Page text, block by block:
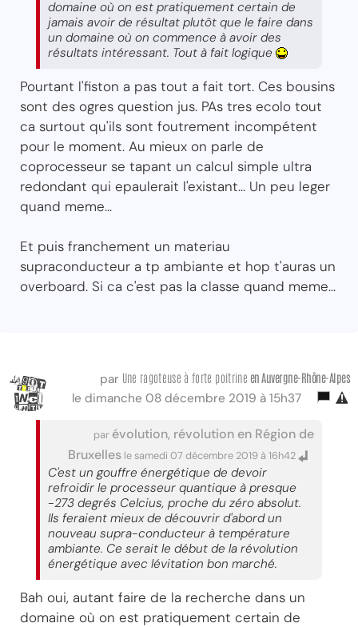
domaine où on est pratiquement certain de
jamais avoir de résultat plutôt que le faire dans
un domaine où on commence à avoir des
résultats intéressant. Tout à fait logique
Pourtant l'fiston a pas tout a fait tort. Ces bousins
sont des ogres question jus. PAs tres ecolo tout
ca surtout qu'ils sont foutrement incompétent
pour le moment. Au mieux on parle de
coprocesseur se tapant un calcul simple ultra
redondant qui epaulerait l'existant... Un peu leger
quand meme...
Et puis franchement un materiau
supraconducteur a tp ambiante et hop t'auras un
overboard. Si ca c'est pas la classe quand meme...
par Une ragoteuse à forte poitrine en Auvergne-Rhône-Alpes
le dimanche 08 décembre 2019 à 15h37
par évolution, révolution en Région de
Bruxelles le samedi 07 décembre 2019 à 16h42
C'est un gouffre énergétique de devoir
refroidir le processeur quantique à presque
-273 degrés Celcius, proche du zéro absolut.
Ils feraient mieux de découvrir d'abord un
nouveau supra-conducteur à température
ambiante. Ce serait le début de la révolution
énergétique avec lévitation bon marché.
Bah oui, autant faire de la recherche dans un
domaine où on est pratiquement certain de